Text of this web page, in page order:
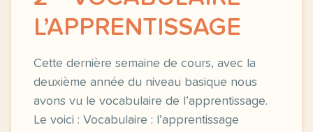
L’APPRENTISSAGE
Cette dernière semaine de cours, avec la
deuxième année du niveau basique nous
avons vu le vocabulaire de l’apprentissage.
Le voici : Vocabulaire : l’apprentissage